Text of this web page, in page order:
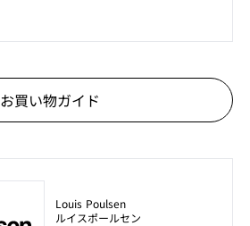
お買い物ガイド
Louis Poulsen
ルイスポールセン